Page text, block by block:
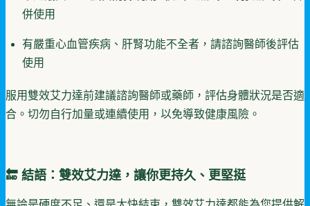
併使用
有嚴重心血管疾病、肝腎功能不全者，請諮詢醫師後評估
使用
服用雙效艾力達前建議諮詢醫師或藥師，評估身體狀況是否適
合。切勿自行加量或連續使用，以免導致健康風險。
🔚 結語：雙效艾力達，讓你更持久、更堅挺